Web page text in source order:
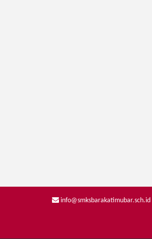
info@smksbarakatimubar.sch.id